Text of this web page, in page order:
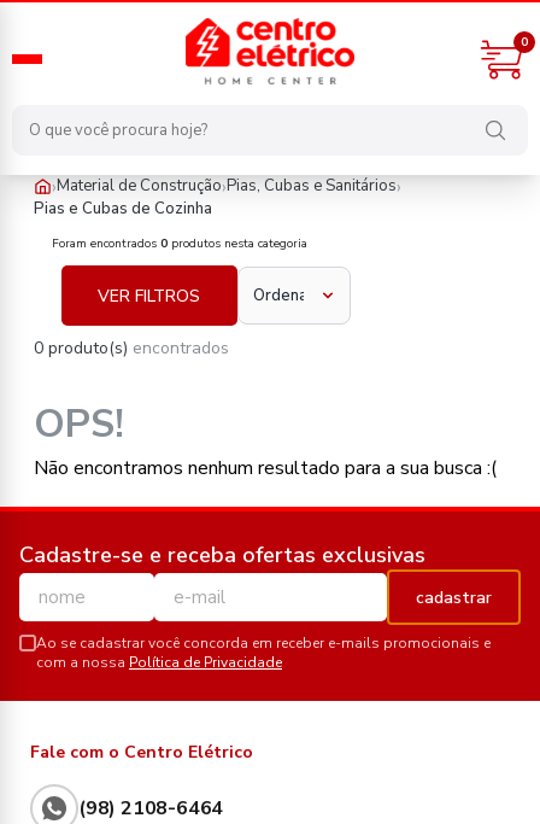
0
›Material de Construção›Pias, Cubas e Sanitários›
Pias e Cubas de Cozinha
material-de-construcao/pias-cubas-e-sanitarios/pias-e-cubas-
Foram encontrados 0 produtos nesta categoria
VER FILTROS
0 produto(s) encontrados
OPS!
Não encontramos nenhum resultado para a sua busca :(
Cadastre-se e receba ofertas exclusivas
cadastrar
Ao se cadastrar você concorda em receber e-mails promocionais e
com a nossa Política de Privacidade
Fale com o Centro Elétrico
(98) 2108-6464